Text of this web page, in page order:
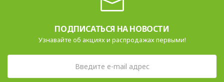
ПОДПИСАТЬСЯ НА НОВОСТИ
Узнавайте об акциях и распродажах первыми!